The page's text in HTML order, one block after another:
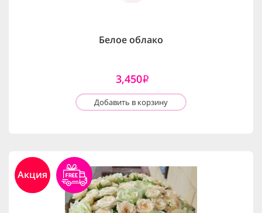
Белое облако
3,450i
Добавить в корзину
Акция